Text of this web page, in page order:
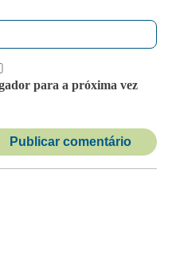
para a próxima vez